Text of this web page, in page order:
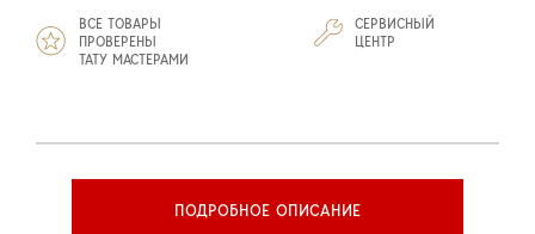
ВСЕ ТОВАРЫ
ПРОВЕРЕНЫ
ТАТУ МАСТЕРАМИ
СЕРВИСНЫЙ
ЦЕНТР
ПОДРОБНОЕ ОПИСАНИЕ